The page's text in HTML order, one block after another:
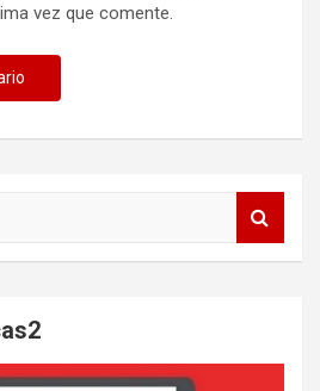
vez que comente.